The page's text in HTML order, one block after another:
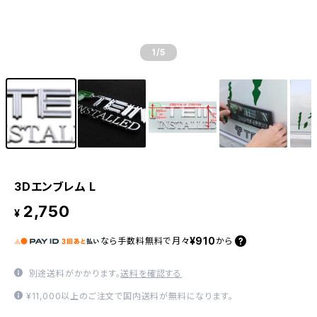
1 /5
3Dエンブレム L
¥ 2,750
なら 手数料無料で 月々¥910 から
別途送料がかかります。送料を確認する
¥11,000以上のご注文で国内送料が無料になります。